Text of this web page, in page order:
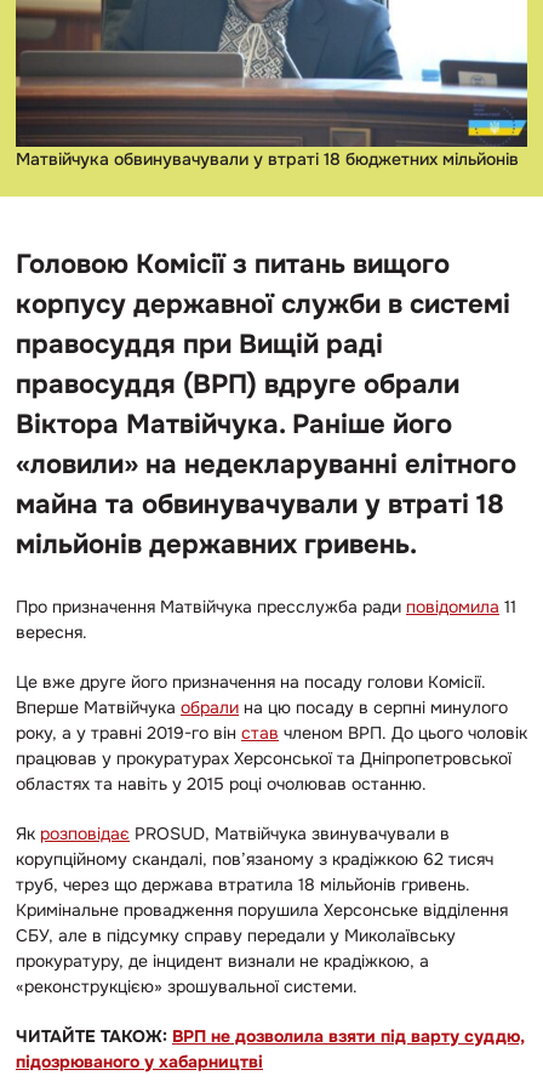
Матвійчука обвинувачували у втраті 18 бюджетних мільйонів
Головою Комісії з питань вищого
корпусу державної служби в системі
правосуддя при Вищій раді
правосуддя (ВРП) вдруге обрали
Віктора Матвійчука. Раніше його
«ловили» на недекларуванні елітного
майна та обвинувачували у втраті 18
мільйонів державних гривень.
Про призначення Матвійчука пресслужба ради повідомила 11
вересня.
Це вже друге його призначення на посаду голови Комісії.
Вперше Матвійчука обрали на цю посаду в серпні минулого
року, а у травні 2019-го він став членом ВРП. До цього чоловік
працював у прокуратурах Херсонської та Дніпропетровської
областях та навіть у 2015 році очолював останню.
Як розповідає PROSUD, Матвійчука звинувачували в
корупційному скандалі, пов’язаному з крадіжкою 62 тисяч
труб, через що держава втратила 18 мільйонів гривень.
Кримінальне провадження порушила Херсонське відділення
СБУ, але в підсумку справу передали у Миколаївську
прокуратуру, де інцидент визнали не крадіжкою, а
«реконструкцією» зрошувальної системи.
ЧИТАЙТЕ ТАКОЖ: ВРП не дозволила взяти під варту суддю,
підозрюваного у хабарництві